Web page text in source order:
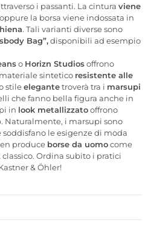
i passanti. La cintura viene
oppure la borsa viene indossata in
. Tali varianti diverse sono
Bag”,disponibili ad esempio
o Horizn Studiosoffrono
sintetico resistente alle
stileelegantetroverà tra i marsupi
che fanno bella figura anche in
in look metallizzatooffrono
Naturalmente, i marsupi sono
le esigenze di moda
produce borse da uomocome
Ordina subito i pratici
& Öhler!